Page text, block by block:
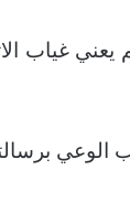
يعني غياب
الوعي